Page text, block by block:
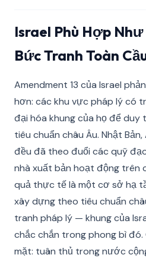
Israel Phù Hợp
Bức Tranh Toàn
Amendment 13 của Israel
hơn: các khu vực pháp lý có
đại hóa khung của họ để
tiêu chuẩn châu Âu. Nhật Bản,
đều đã theo đuổi các quỹ
nhà xuất bản hoạt động trên
quả thực tế là một cơ sở hạ
xây dựng theo tiêu chuẩn
tranh pháp lý — khung của
chắc chắn trong phong bì đó.
mặt: tuân thủ trong nước